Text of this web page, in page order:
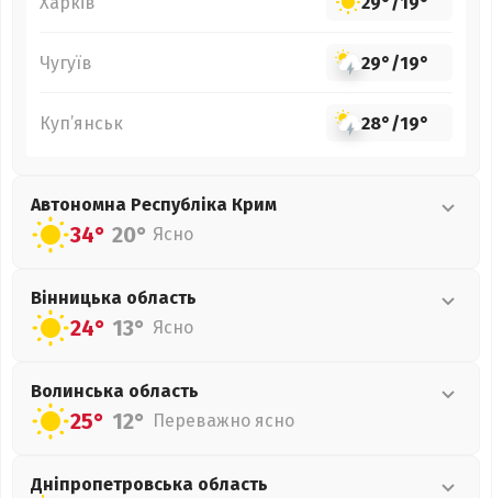
Чугуїв 29°/19°
Куп’янськ 28°/19°
Автономна Республіка Крим
34° 20° Ясно
Вінницька область
24° 13° Ясно
Волинська область
25° 12° Переважно ясно
Дніпропетровська область